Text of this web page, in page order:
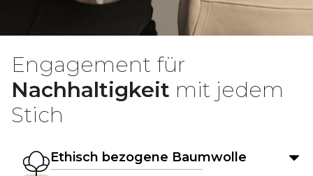
Engagement für
Nachhaltigkeit mit jedem
Stich
Ethisch bezogene Baumwolle